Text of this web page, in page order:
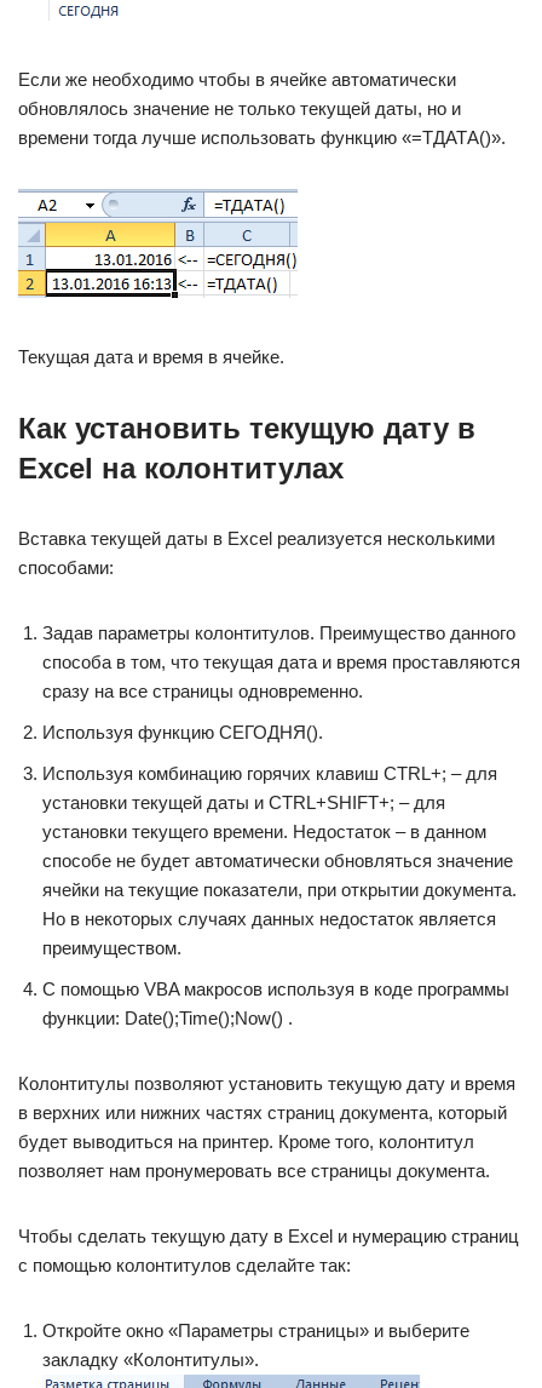
Если же необходимо чтобы в ячейке автоматически
обновлялось значение не только текущей даты, но и
времени тогда лучше использовать функцию «=ТДАТА()».
Текущая дата и время в ячейке.
Как установить текущую дату в
Excel на колонтитулах
Вставка текущей даты в Excel реализуется несколькими
способами:
Задав параметры колонтитулов. Преимущество данного
способа в том, что текущая дата и время проставляются
сразу на все страницы одновременно.
Используя функцию СЕГОДНЯ().
Используя комбинацию горячих клавиш CTRL+; – для
установки текущей даты и CTRL+SHIFT+; – для
установки текущего времени. Недостаток – в данном
способе не будет автоматически обновляться значение
ячейки на текущие показатели, при открытии документа.
Но в некоторых случаях данных недостаток является
преимуществом.
С помощью VBA макросов используя в коде программы
функции: Date();Time();Now() .
Колонтитулы позволяют установить текущую дату и время
в верхних или нижних частях страниц документа, который
будет выводиться на принтер. Кроме того, колонтитул
позволяет нам пронумеровать все страницы документа.
Чтобы сделать текущую дату в Excel и нумерацию страниц
с помощью колонтитулов сделайте так:
Откройте окно «Параметры страницы» и выберите
закладку «Колонтитулы».